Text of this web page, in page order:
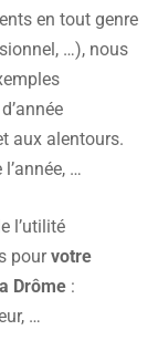
en tout genre
…), nous
aux alentours.
…
l’utilité
pourvotre
Drôme :
…